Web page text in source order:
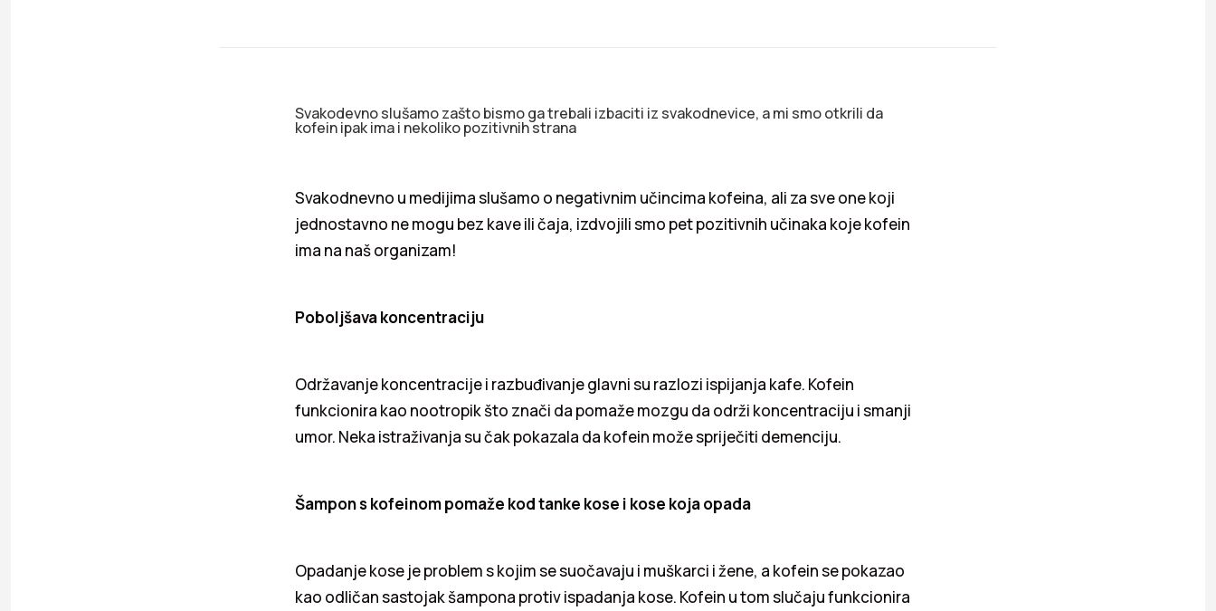
Svakodevno slušamo zašto bismo ga trebali izbaciti iz svakodnevice, a mi smo otkrili da
kofein ipak ima i nekoliko pozitivnih strana
Svakodnevno u medijima slušamo o negativnim učincima kofeina, ali za sve one koji
jednostavno ne mogu bez kave ili čaja, izdvojili smo pet pozitivnih učinaka koje kofein
ima na naš organizam!
Poboljšava koncentraciju
Održavanje koncentracije i razbuđivanje glavni su razlozi ispijanja kafe. Kofein
funkcionira kao nootropik što znači da pomaže mozgu da održi koncentraciju i smanji
umor. Neka istraživanja su čak pokazala da kofein može spriječiti demenciju.
Šampon s kofeinom pomaže kod tanke kose i kose koja opada
Opadanje kose je problem s kojim se suočavaju i muškarci i žene, a kofein se pokazao
kao odličan sastojak šampona protiv ispadanja kose. Kofein u tom slučaju funkcionira